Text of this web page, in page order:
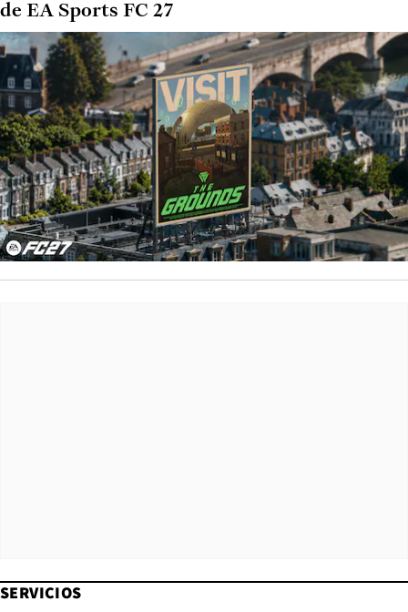
de EA Sports FC 27
SERVICIOS